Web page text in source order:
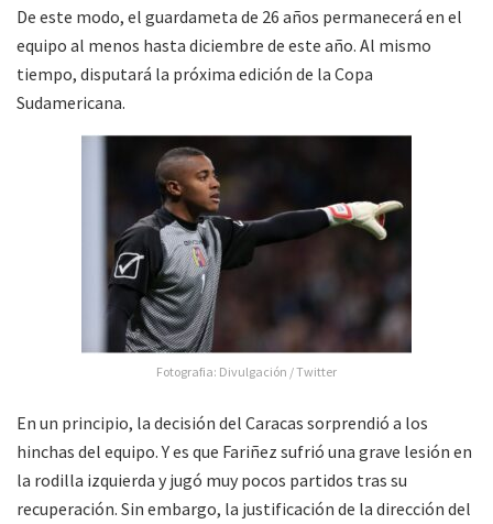
De este modo, el guardameta de 26 años permanecerá en el
equipo al menos hasta diciembre de este año. Al mismo
tiempo, disputará la próxima edición de la Copa
Sudamericana.
Fotografia: Divulgación / Twitter
En un principio, la decisión del Caracas sorprendió a los
hinchas del equipo. Y es que Fariñez sufrió una grave lesión en
la rodilla izquierda y jugó muy pocos partidos tras su
recuperación. Sin embargo, la justificación de la dirección del